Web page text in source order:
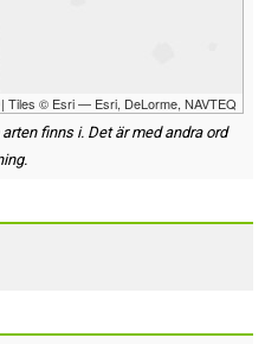
| Tiles © Esri — Esri, DeLorme, NAVTEQ
finns i. Det är med andra ord